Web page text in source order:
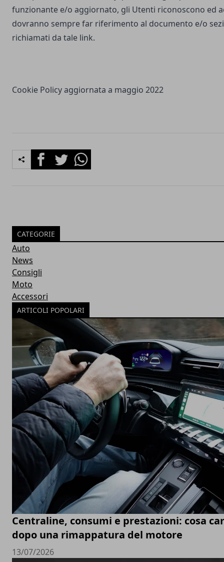
funzionante e/o aggiornato, gli Utenti riconoscono ed
dovranno sempre far riferimento al documento e/o
richiamati da tale link.
Cookie Policy aggiornata a maggio 2022
FacebookTwitterWhatsapp
CATEGORIE
Auto
News
Consigli
Moto
Accessori
ARTICOLI POPOLARI
Centraline, consumi e prestazioni: cosa
dopo una rimappatura del motore
13/07/2026